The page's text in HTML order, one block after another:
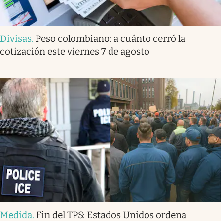
Divisas. Peso colombiano: a cuánto cerró la
cotización este viernes 7 de agosto
Medida. Fin del TPS: Estados Unidos ordena